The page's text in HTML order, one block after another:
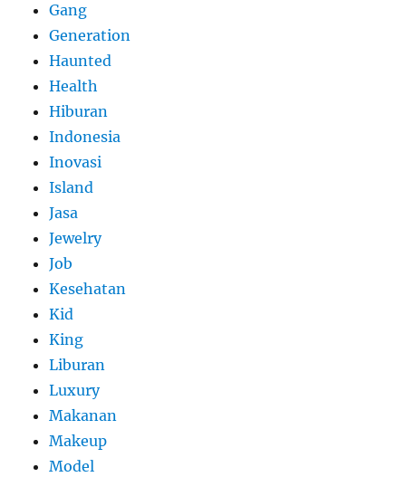
Gang
Generation
Haunted
Health
Hiburan
Indonesia
Inovasi
Island
Jasa
Jewelry
Job
Kesehatan
Kid
King
Liburan
Luxury
Makanan
Makeup
Model